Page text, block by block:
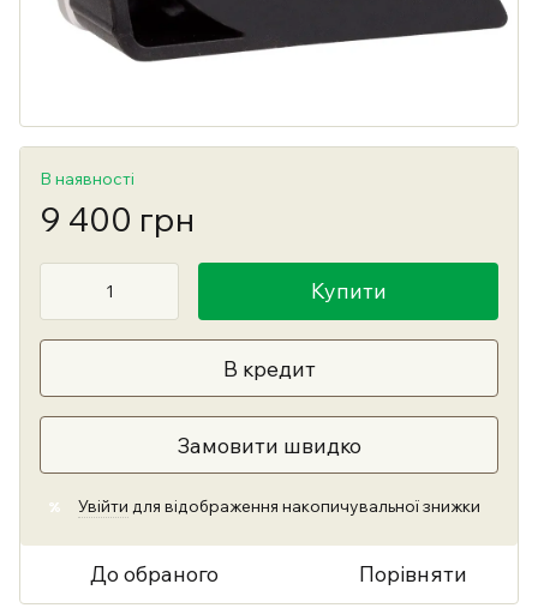
В наявності
9 400 грн
Купити
В кредит
Замовити швидко
% Увійти для відображення накопичувальної знижки
До обраного Порівняти